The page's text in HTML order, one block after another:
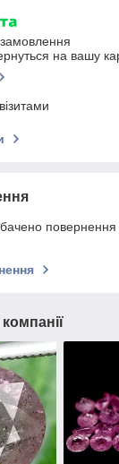
на вашу
повернення